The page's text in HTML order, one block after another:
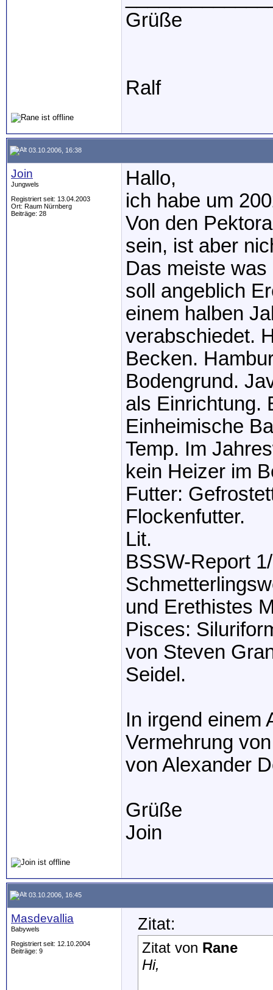
Grüße
Ralf
03.10.2006, 16:38
Join
Jungwels
Registriert seit: 13.04.2003
Ort: Raum Nürnberg
Beiträge: 28
Hallo,
ich habe um
Von den
sein, ist aber
Das meiste
soll angeblich
einem halben
verabschiedet.
Becken.
Bodengrund.
als Einrichtung.
Einheimische
Temp. Im
kein Heizer im
Futter:
Flockenfutter.
Lit.
BSSW-Report
und Erethistes
Pisces:
von Steven
Seidel.
In irgend einem
Vermehrung
von Alexander
Grüße
Join
03.10.2006, 16:45
Masdevallia
Babywels
Registriert seit: 12.10.2004
Beiträge: 9
Zitat:
Zitat von Rane
Hi,